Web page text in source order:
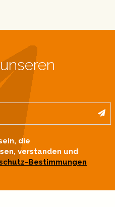
die
verstanden und
Bestimmungen